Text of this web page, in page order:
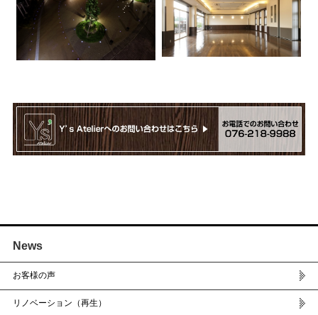
News
お客様の声
リノベーション（再生）